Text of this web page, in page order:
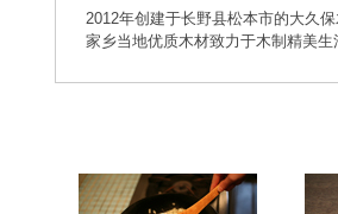
2012年创建于长野县松本市的大久
家乡当地优质木材致力于木制精美